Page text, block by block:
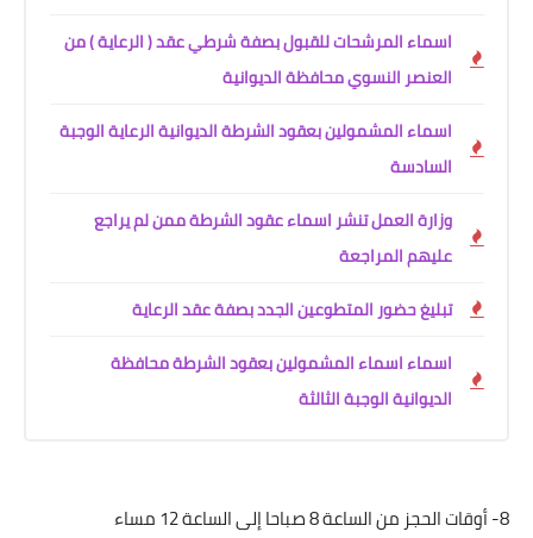
اسماء المرشحات للقبول بصفة شرطي عقد ( الرعاية ) من
العنصر النسوي محافظة الديوانية
اسماء المشمولين بعقود الشرطة الديوانية الرعاية الوجبة
السادسة
وزارة العمل تنشر اسماء عقود الشرطة ممن لم يراجع
عليهم المراجعة
تبليغ حضور المتطوعين الجدد بصفة عقد الرعاية
اسماء اسماء المشمولين بعقود الشرطة محافظة
الديوانية الوجبة الثالثة
8- أوقات الحجز من الساعة 8 صباحا إلى الساعة 12 مساء